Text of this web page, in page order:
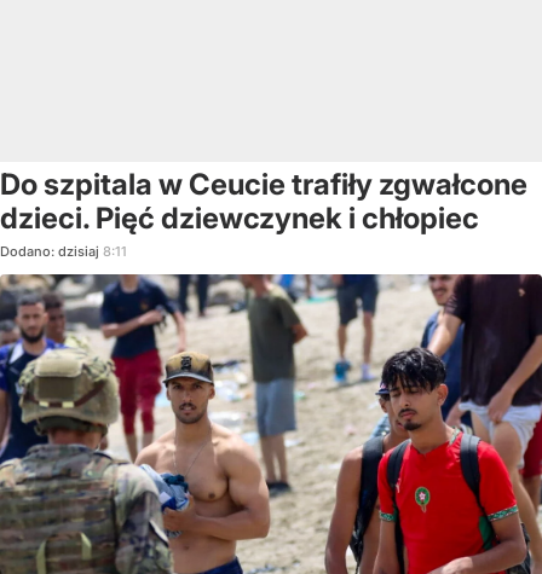
Do szpitala w Ceucie trafiły zgwałcone
dzieci. Pięć dziewczynek i chłopiec
Dodano: dzisiaj 8:11